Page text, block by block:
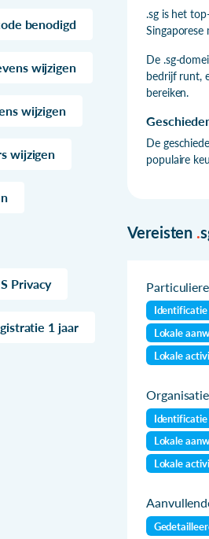
benodigd
wijzigen
wijzigen
wijzigen
Privacy
1 jaar
.sg is het
De .sg-
bedrijf runt,
bereiken.
De
populaire
Vereisten .
Lokale
Lokale
Lokale
Lokale